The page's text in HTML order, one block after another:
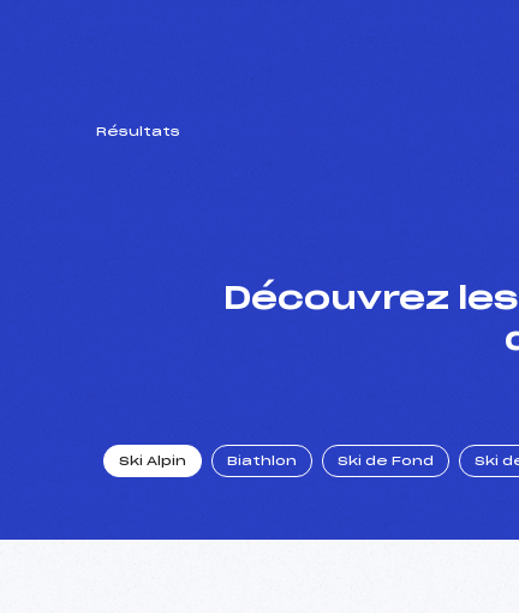
Résultats
Découvrez
Ski Alpin Biathlon Ski de Fond Ski